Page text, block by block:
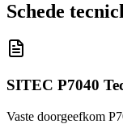
Schede
SITEC P7040
Vaste doorgeefkom